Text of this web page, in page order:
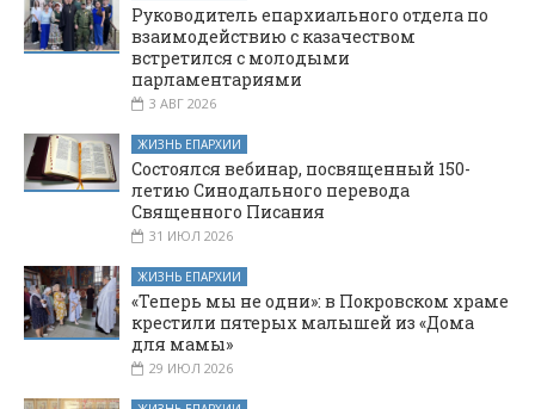
Руководитель епархиального отдела по
взаимодействию с казачеством
встретился с молодыми
парламентариями
3 АВГ 2026
ЖИЗНЬ ЕПАРХИИ
Состоялся вебинар, посвященный 150-
летию Синодального перевода
Священного Писания
31 ИЮЛ 2026
ЖИЗНЬ ЕПАРХИИ
«Теперь мы не одни»: в Покровском храме
крестили пятерых малышей из «Дома
для мамы»
29 ИЮЛ 2026